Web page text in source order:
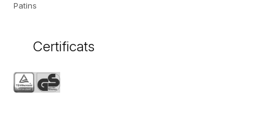
Patins
Certificats